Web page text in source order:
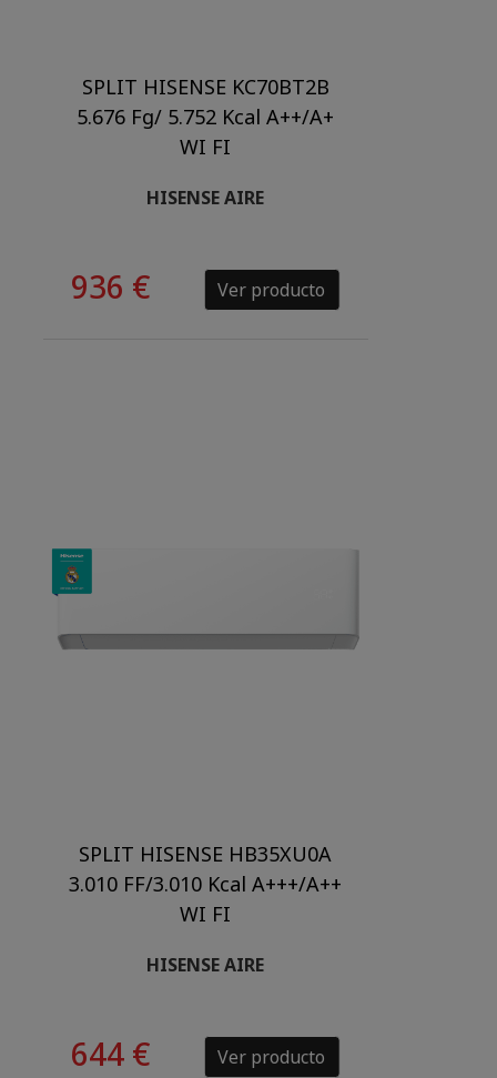
SPLIT HISENSE KC70BT2B
5.676 Fg/ 5.752 Kcal A++/A+
WI FI
HISENSE AIRE
936 € Ver producto
SPLIT HISENSE HB35XU0A
3.010 FF/3.010 Kcal A+++/A++
WI FI
HISENSE AIRE
644 € Ver producto